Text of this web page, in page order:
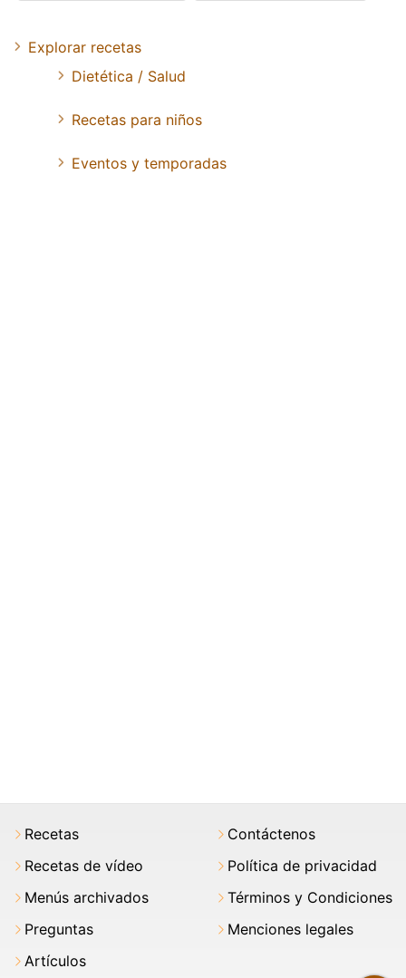
Explorar recetas
Dietética / Salud
Recetas para niños
Eventos y temporadas
Recetas
Recetas de vídeo
Menús archivados
Preguntas
Artículos
Contáctenos
Política de privacidad
Términos y Condiciones
Menciones legales